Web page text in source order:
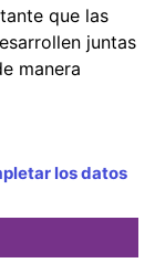
que las
juntas
manera
los datos